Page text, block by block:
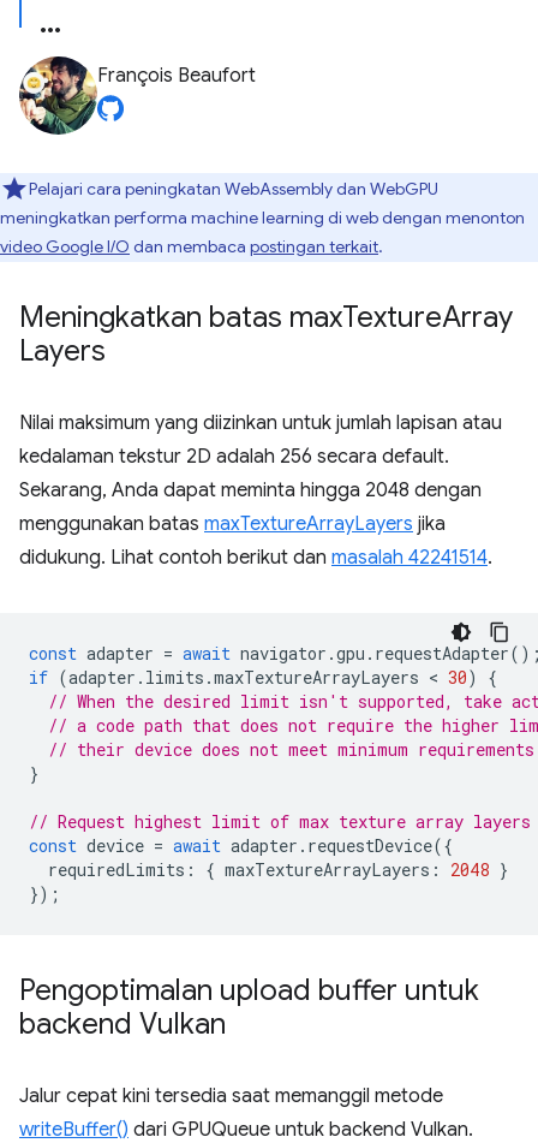
François Beaufort
Pelajari cara peningkatan WebAssembly dan WebGPU
meningkatkan performa machine learning di web dengan menonton
video Google I/O dan membaca postingan terkait.
Meningkatkan batas maxTextureArray
Layers
Nilai maksimum yang diizinkan untuk jumlah lapisan atau
kedalaman tekstur 2D adalah 256 secara default.
Sekarang, Anda dapat meminta hingga 2048 dengan
menggunakan batas maxTextureArrayLayers jika
didukung. Lihat contoh berikut dan masalah 42241514.
const adapter = await navigator .gpu . requestAdapter
if (adapter . limits .maxTextureArrayLayers < 30)
{
// When the desired limit isn't supported, take
// a code path that does not require the higher
// their device does not meet minimum
}
// Request highest limit of max texture array
const device = await adapter . requestDevice({
requiredLimits : { maxTextureArrayLayers : 2048 }
});
Pengoptimalan upload buffer untuk
backend Vulkan
Jalur cepat kini tersedia saat memanggil metode
writeBuffer() dari GPUQueue untuk backend Vulkan.